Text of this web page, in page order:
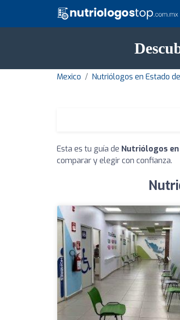
Mexico Nutriólogos en Estado
Esta es tu guía de Nutriólogos en
comparar y elegir con confianza.